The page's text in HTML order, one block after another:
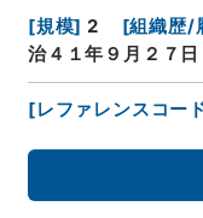
[規模] 2 [組織歴/
治４１年９月２７
[レファレンスコー